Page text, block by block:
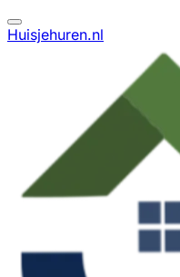
Huisjehuren.nl